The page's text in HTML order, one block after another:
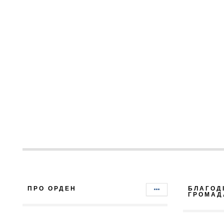
ПРО ОРДЕН